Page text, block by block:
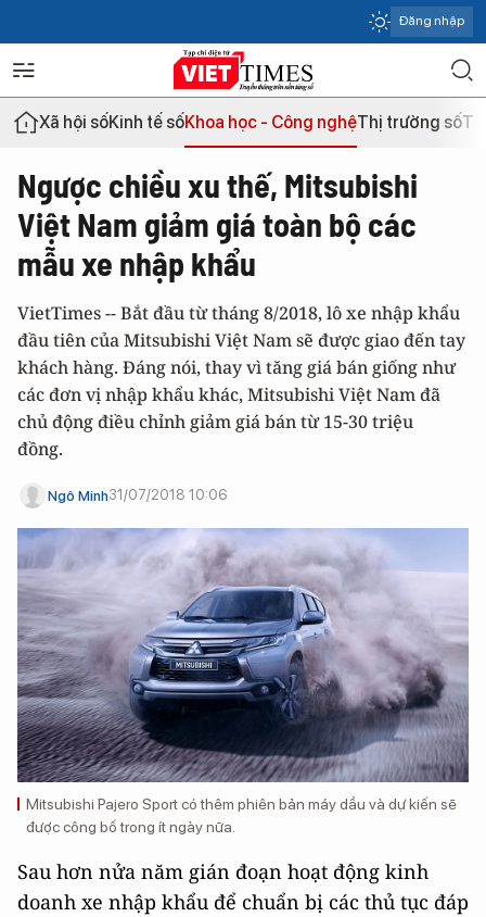
Đăng nhập
Xã hội sốKinh tế sốKhoa học - Công nghệThị trường số
Ngược chiều xu thế, Mitsubishi
Việt Nam giảm giá toàn bộ các
mẫu xe nhập khẩu
VietTimes -- Bắt đầu từ tháng 8/2018, lô xe nhập khẩu
đầu tiên của Mitsubishi Việt Nam sẽ được giao đến tay
khách hàng. Đáng nói, thay vì tăng giá bán giống như
các đơn vị nhập khẩu khác, Mitsubishi Việt Nam đã
chủ động điều chỉnh giảm giá bán từ 15-30 triệu
đồng.
Ngô Minh31/07/2018 10:06
Mitsubishi Pajero Sport có thêm phiên bản máy dầu và dự kiến sẽ
được công bố trong ít ngày nữa.
Sau hơn nửa năm gián đoạn hoạt động kinh
doanh xe nhập khẩu để chuẩn bị các thủ tục đáp